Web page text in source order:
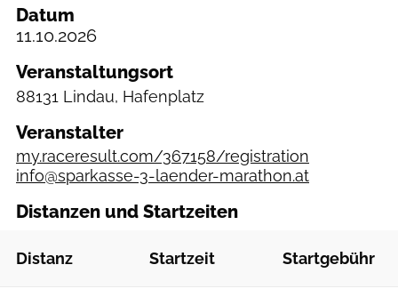
Datum
11.10.2026
Veranstaltungsort
88131 Lindau, Hafenplatz
Veranstalter
my.raceresult.com/367158/registration
info@sparkasse-3-laender-marathon.at
Distanzen und Startzeiten
Distanz Startzeit Startgebühr